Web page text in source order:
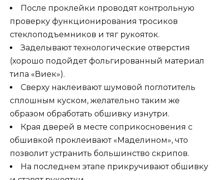
После проклейки проводят контрольную
проверку функционирования тросиков
стеклоподъемников и тяг рукояток.
Заделывают технологические отверстия
(хорошо подойдет фольгированный материал
типа «Виек»).
Сверху наклеивают шумовой поглотитель
сплошным куском, желательно таким же
образом обработать обшивку изнутри.
Края дверей в месте соприкосновения с
обшивкой проклеивают «Маделином», что
позволит устранить большинство скрипов.
На последнем этапе прикручивают обшивку